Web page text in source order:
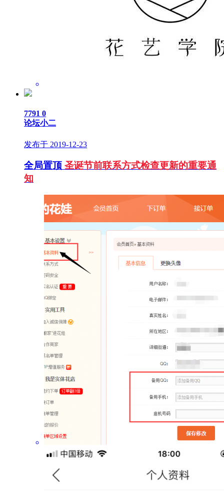
7791 0
论坛小二
发布于 2019-12-23
全局置顶 圣诞节前联系方式检查更新的重要通
知